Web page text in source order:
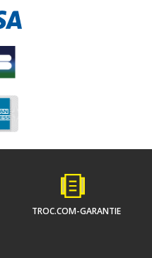
TROC.COM-GARANTIE